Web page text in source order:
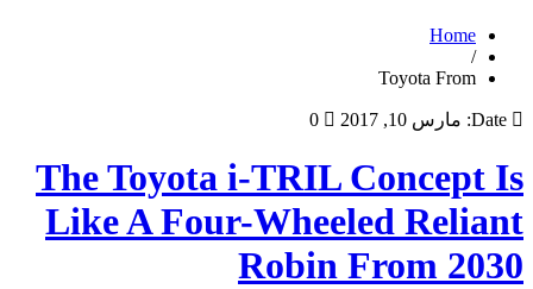
Home
/
Toyota From
Date: مارس 10, 2017 0
The Toyota i-TRIL Concept Is
Like A Four-Wheeled Reliant
Robin From 2030